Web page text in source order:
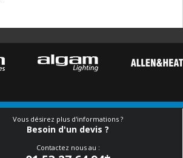
Vous désirez plus d'informations ?
Besoin d'un devis ?
Contactez nous au :